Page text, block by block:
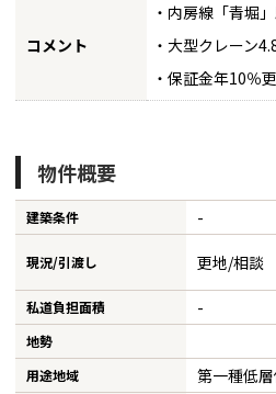
コメント
・内房線「青堀
・大型クレーン
・保証金年10％
物件概要
建築条件 -
現況/引渡し 更地/相談
私道負担面積 -
地勢
用途地域 第一種低